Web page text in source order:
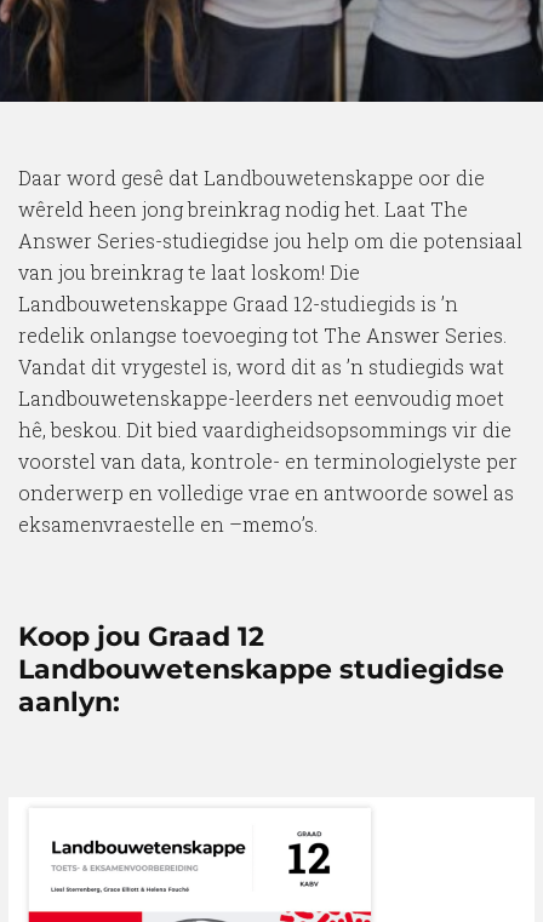
Daar word gesê dat Landbouwetenskappe oor die
wêreld heen jong breinkrag nodig het. Laat The
Answer Series-studiegidse jou help om die potensiaal
van jou breinkrag te laat loskom! Die
Landbouwetenskappe Graad 12-studiegids is ’n
redelik onlangse toevoeging tot The Answer Series.
Vandat dit vrygestel is, word dit as ’n studiegids wat
Landbouwetenskappe-leerders net eenvoudig moet
hê, beskou. Dit bied vaardigheidsopsommings vir die
voorstel van data, kontrole- en terminologielyste per
onderwerp en volledige vrae en antwoorde sowel as
eksamenvraestelle en –memo’s.
Koop jou Graad 12
Landbouwetenskappe studiegidse
aanlyn: